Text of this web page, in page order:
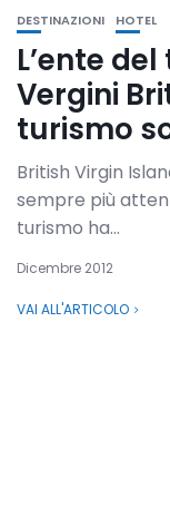
DESTINAZIONI HOTEL
L’ente
Vergini
turismo
British Virgin
sempre più
turismo ha...
Dicembre 2012
VAI ALL'ARTICOLO